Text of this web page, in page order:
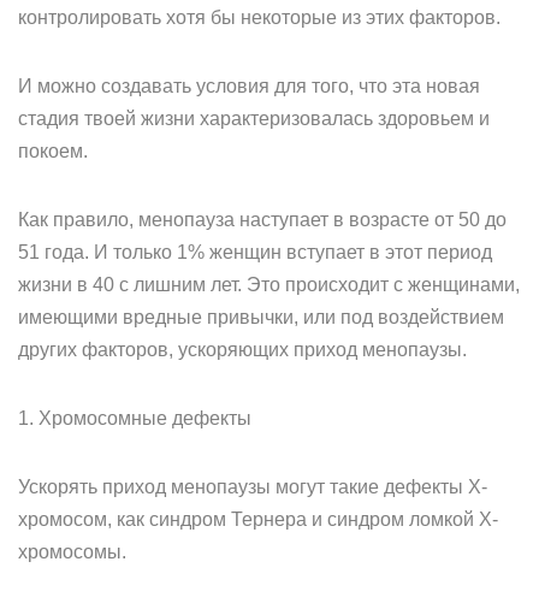
контролировать хотя бы некоторые из этих факторов.
И можно создавать условия для того, что эта новая
стадия твоей жизни характеризовалась здоровьем и
покоем.
Как правило, менопауза наступает в возрасте от 50 до
51 года. И только 1% женщин вступает в этот период
жизни в 40 с лишним лет. Это происходит с женщинами,
имеющими вредные привычки, или под воздействием
других факторов, ускоряющих приход менопаузы.
1. Хромосомные дефекты
Ускорять приход менопаузы могут такие дефекты X-
хромосом, как синдром Тернера и синдром ломкой X-
хромосомы.